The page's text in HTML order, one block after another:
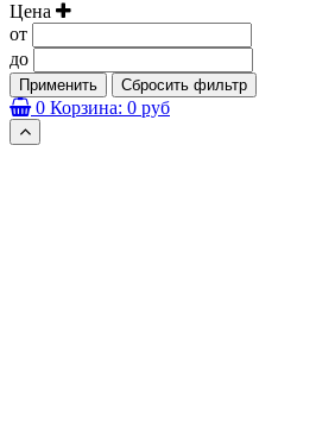
Цена
от
до
Применить Сбросить фильтр
0 Корзина: 0 руб